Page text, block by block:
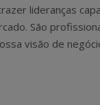
lideranças
São
visão de